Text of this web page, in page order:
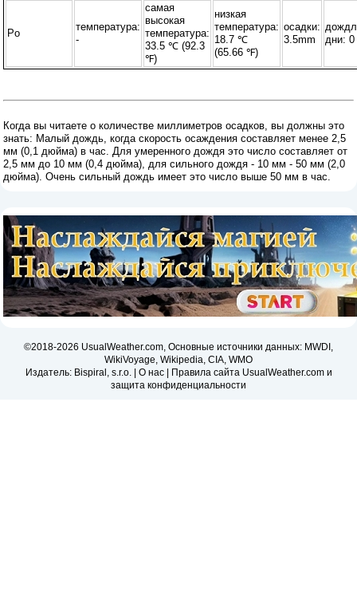
Po
температура:
-
самая
высокая
температура:
33.5 ℃ (92.3
℉)
низкая
температура:
18.7 ℃
(65.66 ℉)
осадки:
3.5mm
дни: 0
Когда вы читаете о количестве миллиметров осадков, вы должны это
знать: Малый дождь, когда скорость осаждения составляет менее 2,5
мм (0,1 дюйма) в час. Для умеренного дождя это число составляет от
2,5 мм до 10 мм (0,4 дюйма), для сильного дождя - 10 мм - 50 мм (2,0
дюйма). Очень сильный дождь имеет это число выше 50 мм в час.
©2018-2026 UsualWeather.com, Основные источники данных: MWDI,
WikiVoyage, Wikipedia, CIA, WMO
Издатель: Bispiral, s.r.o. | О нас| Правила сайта UsualWeather.com и
защита конфиденциальности